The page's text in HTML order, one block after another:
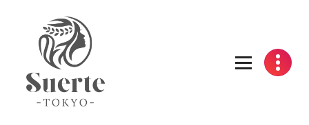
content